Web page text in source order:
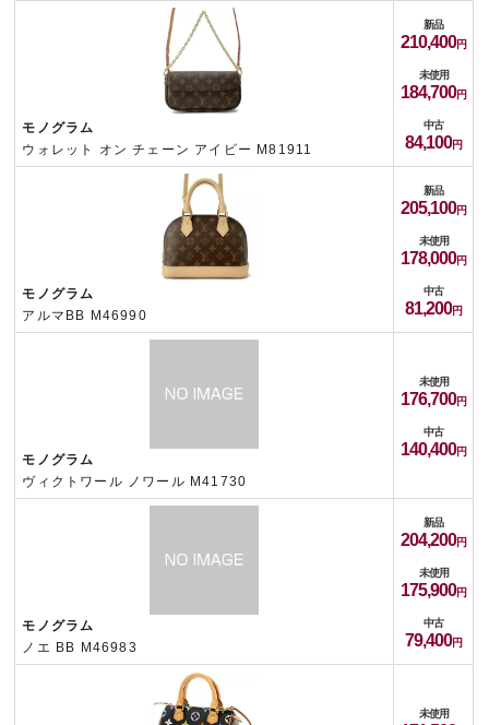
モノグラム
ウォレット オン チェーン アイビー M81911
新品
210,400
未使用
184,700
中古
84,100
モノグラム
アルマBB M46990
新品
205,100
未使用
178,000
中古
81,200
モノグラム
ヴィクトワール ノワール M41730
未使用
176,700
中古
140,400
モノグラム
ノエ BB M46983
新品
204,200
未使用
175,900
中古
79,400
未使用